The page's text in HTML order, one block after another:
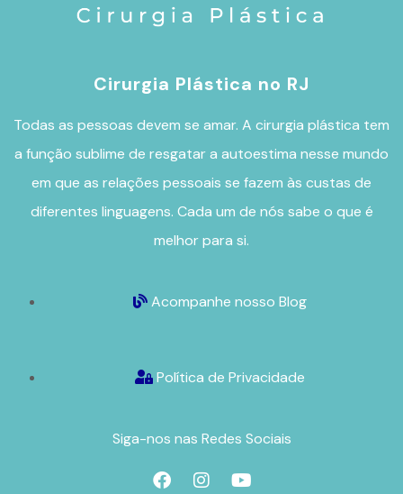
Cirurgia Plástica no RJ
Todas as pessoas devem se amar. A cirurgia plástica tem
a função sublime de resgatar a autoestima nesse mundo
em que as relações pessoais se fazem às custas de
diferentes linguagens. Cada um de nós sabe o que é
melhor para si.
Acompanhe nosso Blog
Política de Privacidade
Siga-nos nas Redes Sociais